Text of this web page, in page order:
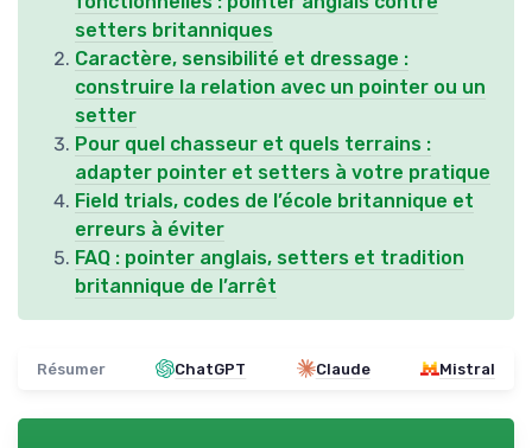
setters britanniques
Caractère, sensibilité et dressage :
construire la relation avec un pointer ou un
setter
Pour quel chasseur et quels terrains :
adapter pointer et setters à votre pratique
Field trials, codes de l’école britannique et
erreurs à éviter
FAQ : pointer anglais, setters et tradition
britannique de l’arrêt
Résumer ChatGPT Claude Mistral